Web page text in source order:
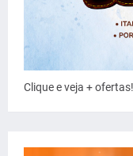
Clique e veja +